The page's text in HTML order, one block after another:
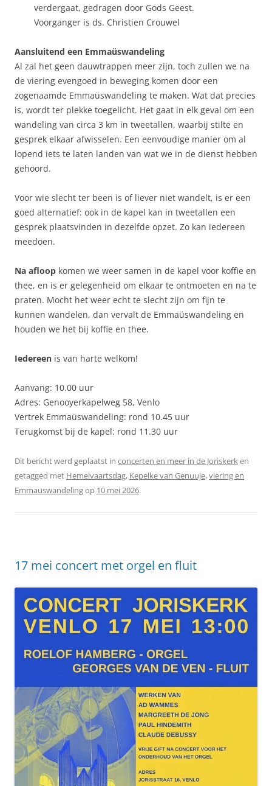
verdergaat, gedragen door Gods Geest.
Voorganger is ds. Christien Crouwel
Aansluitend een Emmaüswandeling
Al zal het geen dauwtrappen meer zijn, toch zullen we na
de viering evengoed in beweging komen door een
zogenaamde Emmaüswandeling te maken. Wat dat precies
is, wordt ter plekke toegelicht. Het gaat in elk geval om een
wandeling van circa 3 km in tweetallen, waarbij stilte en
gesprek elkaar afwisselen. Een eenvoudige manier om al
lopend iets te laten landen van wat we in de dienst hebben
gehoord.
Voor wie slecht ter been is of liever niet wandelt, is er een
goed alternatief: ook in de kapel kan in tweetallen een
gesprek plaatsvinden in dezelfde opzet. Zo kan iedereen
meedoen.
Na afloop komen we weer samen in de kapel voor koffie en
thee, en is er gelegenheid om elkaar te ontmoeten en na te
praten. Mocht het weer echt te slecht zijn om fijn te
kunnen wandelen, dan vervalt de Emmaüswandeling en
houden we het bij koffie en thee.
Iedereen is van harte welkom!
Aanvang: 10.00 uur
Adres: Genooyerkapelweg 58, Venlo
Vertrek Emmaüswandeling: rond 10.45 uur
Terugkomst bij de kapel: rond 11.30 uur
Dit bericht werd geplaatst in concerten en meer in de Joriskerken
getagged met Hemelvaartsdag, Kepelke van Genuuje,viering en
Emmauswandelingop 10 mei 2026.
17 mei concert met orgel en fluit